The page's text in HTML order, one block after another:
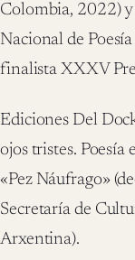
Colombia, 2022)
Nacional de
finalista XXXV
Ediciones Del
ojos tristes.
«Pez Náufrago»
Secretaría de
Arxentina).